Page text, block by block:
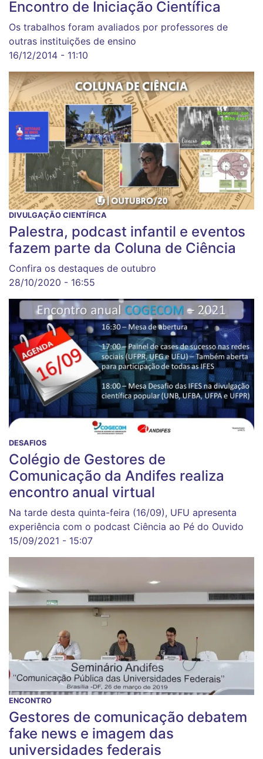
Encontro de Iniciação Científica
Os trabalhos foram avaliados por professores de
outras instituições de ensino
16/12/2014 - 11:10
DIVULGAÇÃO CIENTÍFICA
Palestra, podcast infantil e eventos
fazem parte da Coluna de Ciência
Confira os destaques de outubro
28/10/2020 - 16:55
DESAFIOS
Colégio de Gestores de
Comunicação da Andifes realiza
encontro anual virtual
Na tarde desta quinta-feira (16/09), UFU apresenta
experiência com o podcast Ciência ao Pé do Ouvido
15/09/2021 - 15:07
ENCONTRO
Gestores de comunicação debatem
fake news e imagem das
universidades federais